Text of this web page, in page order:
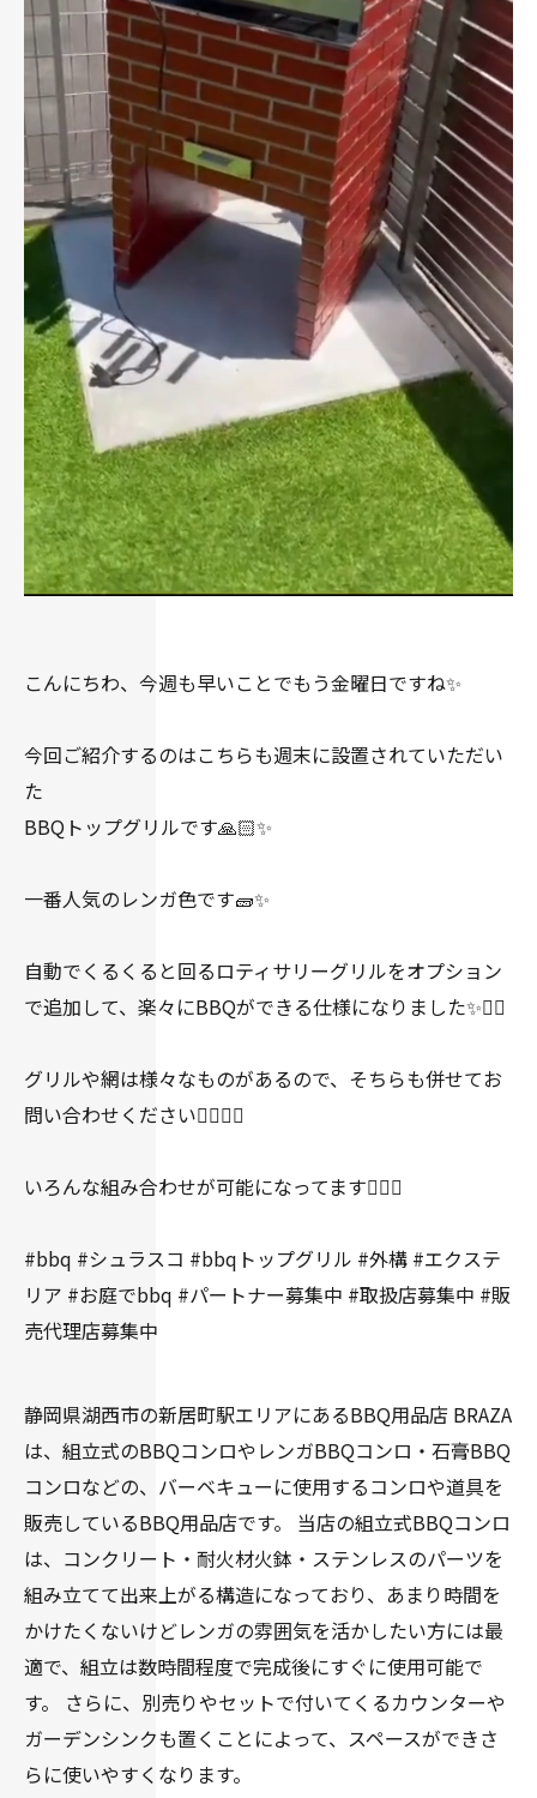
こんにちわ、今週も早いことでもう金曜日ですね✨
今回ご紹介するのはこちらも週末に設置されていただい
た
BBQトップグリルです🙏🏻✨
一番人気のレンガ色です🧱✨
自動でくるくると回るロティサリーグリルをオプション
で追加して、楽々にBBQができる仕様になりました✨👍🏻
グリルや網は様々なものがあるので、そちらも併せてお
問い合わせください🙇🏻‍♀️✨
いろんな組み合わせが可能になってます👍🏻✨
#bbq #シュラスコ #bbqトップグリル #外構 #エクステ
リア #お庭でbbq #パートナー募集中 #取扱店募集中 #販
売代理店募集中
静岡県湖西市の新居町駅エリアにあるBBQ用品店 BRAZA
は、組立式のBBQコンロやレンガBBQコンロ・石膏BBQ
コンロなどの、バーベキューに使用するコンロや道具を
販売しているBBQ用品店です。 当店の組立式BBQコンロ
は、コンクリート・耐火材火鉢・ステンレスのパーツを
組み立てて出来上がる構造になっており、あまり時間を
かけたくないけどレンガの雰囲気を活かしたい方には最
適で、組立は数時間程度で完成後にすぐに使用可能で
す。 さらに、別売りやセットで付いてくるカウンターや
ガーデンシンクも置くことによって、スペースができさ
らに使いやすくなります。